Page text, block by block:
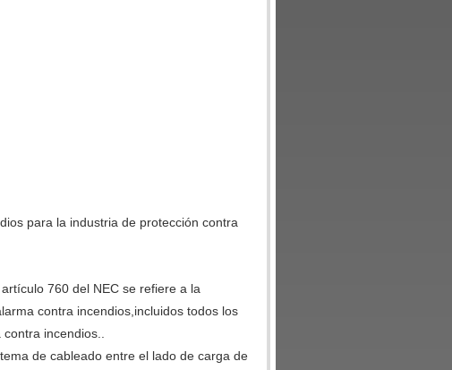
para la industria de protección contra
760 del NEC se refiere a la
contra incendios,incluidos todos los
incendios..
de cableado entre el lado de carga de